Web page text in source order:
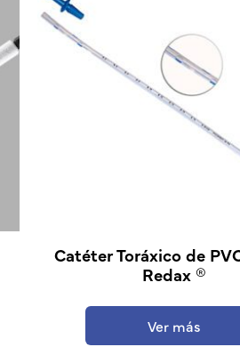
Catéter Toráxico de
Redax ®
Ver más